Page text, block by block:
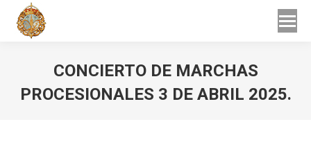
CONCIERTO DE MARCHAS
PROCESIONALES 3 DE ABRIL 2025.